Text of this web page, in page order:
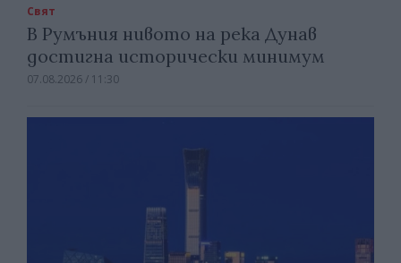
Свят
В Румъния нивото на река Дунав
достигна исторически минимум
07.08.2026 / 11:30